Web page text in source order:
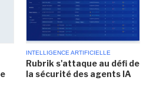
INTELLIGENCE ARTIFICIELLE
Rubrik s'attaque au défi de
la sécurité des agents IA